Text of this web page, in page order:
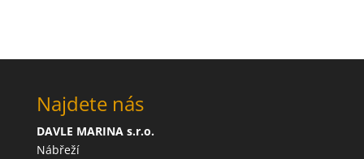
Najdete nás
DAVLE MARINA s.r.o.
Nábřeží